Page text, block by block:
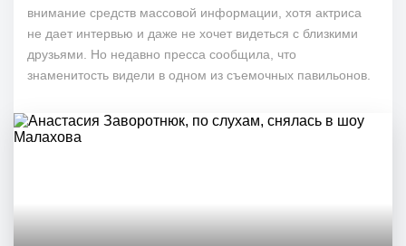
внимание средств массовой информации, хотя актриса
не дает интервью и даже не хочет видеться с близкими
друзьями. Но недавно пресса сообщила, что
знаменитость видели в одном из съемочных павильонов.